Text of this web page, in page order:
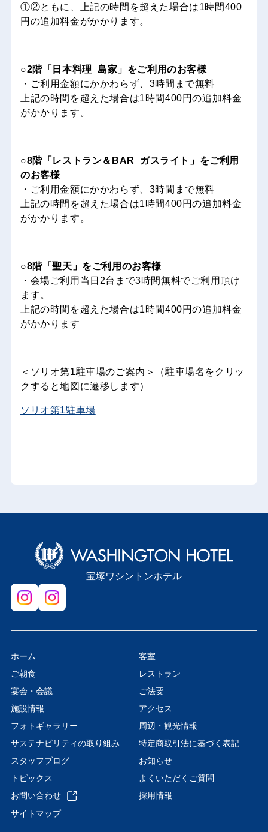
①②ともに、上記の時間を超えた場合は1時間400
円の追加料金がかかります。
○2階「日本料理 島家」をご利用のお客様
・ご利用金額にかかわらず、3時間まで無料
上記の時間を超えた場合は1時間400円の追加料金
がかかります。
○8階「レストラン＆BAR ガスライト」をご利用
のお客様
・ご利用金額にかかわらず、3時間まで無料
上記の時間を超えた場合は1時間400円の追加料金
がかかります。
○8階「聖天」をご利用のお客様
・会場ご利用当日2台まで3時間無料でご利用頂け
ます。
上記の時間を超えた場合は1時間400円の追加料金
がかかります
＜ソリオ第1駐車場のご案内＞（駐車場名をクリッ
クすると地図に遷移します）
ソリオ第1駐車場
宝塚ワシントンホテル
ホーム
客室
ご朝食
レストラン
宴会・会議
ご法要
施設情報
アクセス
フォトギャラリー
周辺・観光情報
サステナビリティの取り組み
特定商取引法に基づく表記
スタッフブログ
お知らせ
トピックス
よくいただくご質問
お問い合わせ
採用情報
サイトマップ